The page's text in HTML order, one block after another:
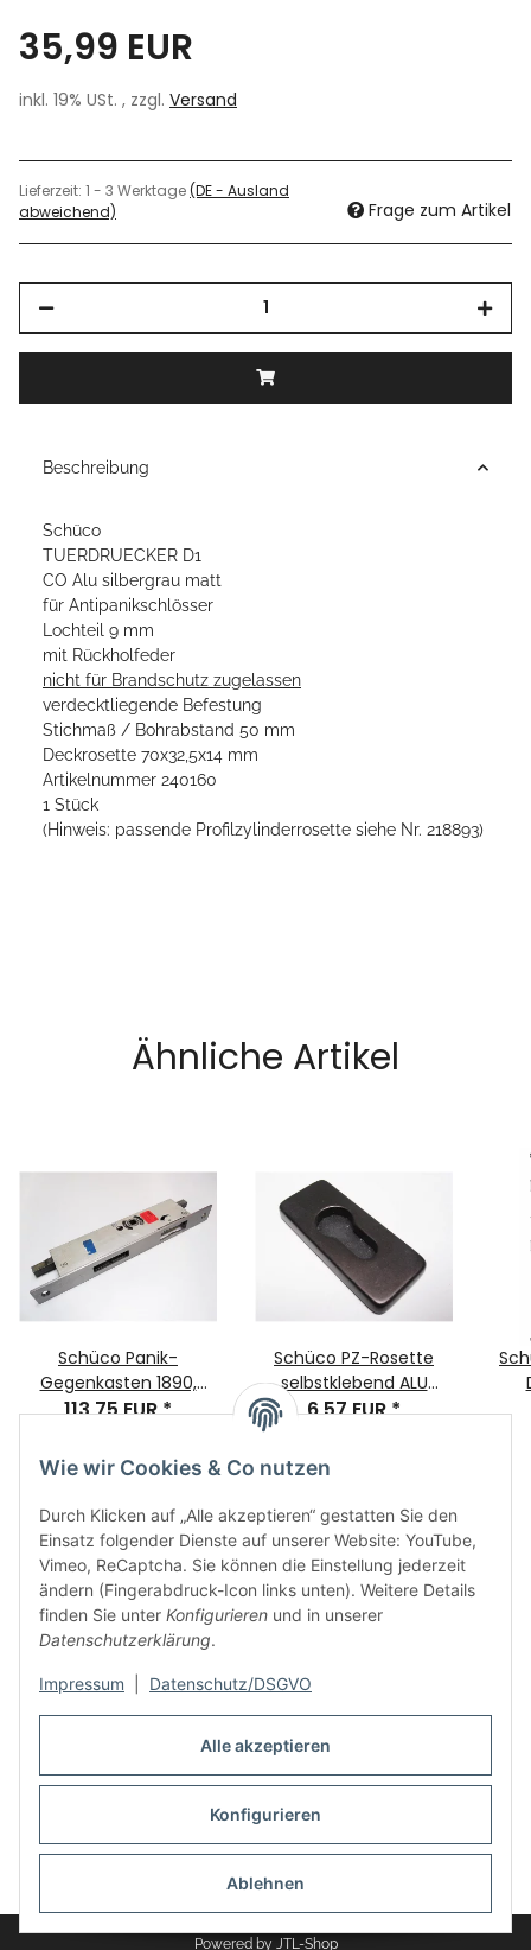
Alle akzeptieren
Konfigurieren
Ablehnen
Wie wir Cookies & Co nutzen
Durch Klicken auf „Alle akzeptieren“ gestatten Sie den
Einsatz folgender Dienste auf unserer Website: YouTube,
Vimeo, ReCaptcha. Sie können die Einstellung jederzeit
ändern (Fingerabdruck-Icon links unten). Weitere Details
finden Sie unter Konfigurieren und in unserer
Datenschutzerklärung.
Impressum Datenschutz/DSGVO
35,99 EUR
inkl. 19% USt. , zzgl. Versand
Lieferzeit: 1 - 3 Werktage(DE - Ausland
abweichend)
Frage zum Artikel
Beschreibung
Schüco
TUERDRUECKER D1
CO Alu silbergrau matt
für Antipanikschlösser
Lochteil 9 mm
mit Rückholfeder
nicht für Brandschutz zugelassen
verdecktliegende Befestung
Stichmaß / Bohrabstand 50 mm
Deckrosette 70x32,5x14 mm
Artikelnummer 240160
1 Stück
(Hinweis: passende Profilzylinderrosette siehe Nr. 218893)
Ähnliche Artikel
Schüco Panik-
Gegenkasten 1890,
38Dorn, 9Nuss, RA:M8
113,75 EUR*
Schüco PZ-Rosette
selbstklebend ALU
bronze elox. eckig
6,57 EUR*
Informationen
Rechtliches
Vertrag widerrufen
* Alle Preise inkl. gesetzlicher USt., zzgl.Versand
Powered by JTL-Shop